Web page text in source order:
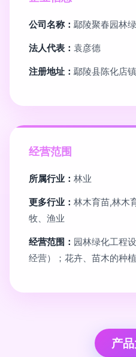
公司名称： 鄢陵聚春园林
法人代表： 袁彦德
注册地址： 鄢陵县陈化店
经营范围
所属行业： 林业
更多行业： 林木育苗,林木
牧、渔业
经营范围： 园林绿化工程
经营）；花卉、苗木的种植
产